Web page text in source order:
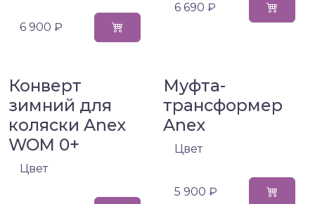
6 900 ₽
6 690 ₽
Конверт
зимний для
коляски Anex
WOM 0+
Цвет
Муфта-
трансформер
Anex
Цвет
5 900 ₽